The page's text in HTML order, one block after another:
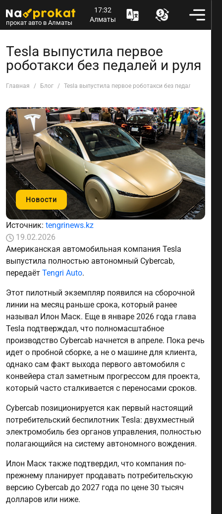
прокат авто в Алматы
17:32
Алматы
Tesla выпустила первое
роботакси без педалей и руля
Главная Блог Tesla выпустила первое роботакси без педалей и руля
Новости
Источник: tengrinews.kz
19.02.2026
Американская автомобильная компания Tesla
выпустила полностью автономный Cybercab,
передаёт Tengri Auto.
Этот пилотный экземпляр появился на сборочной
линии на месяц раньше срока, который ранее
называл Илон Маск. Еще в январе 2026 года глава
Tesla подтверждал, что полномасштабное
производство Cybercab начнется в апреле. Пока речь
идет о пробной сборке, а не о машине для клиента,
однако сам факт выхода первого автомобиля с
конвейера стал заметным прогрессом для проекта,
который часто сталкивается с переносами сроков.
Cybercab позиционируется как первый настоящий
потребительский беспилотник Tesla: двухместный
электромобиль без органов управления, полностью
полагающийся на систему автономного вождения.
Илон Маск также подтвердил, что компания по-
прежнему планирует продавать потребительскую
версию Cybercab до 2027 года по цене 30 тысяч
долларов или ниже.